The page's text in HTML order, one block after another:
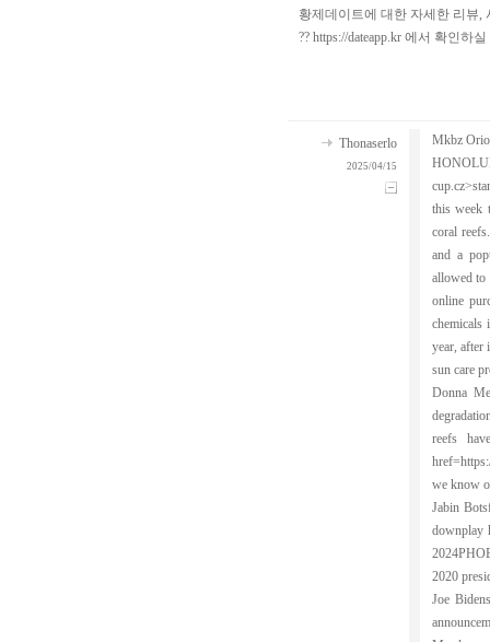
황제데이트에 대한 자세한 리뷰,
?? https://dateapp.kr 에서 확인하
Thonaserlo
2025/04/15
Mkbz
this week
coral
and a
allowed to
online
chemicals
year, after
sun care
Donna
reefs
we know
Jabin
downplay
2020
Joe